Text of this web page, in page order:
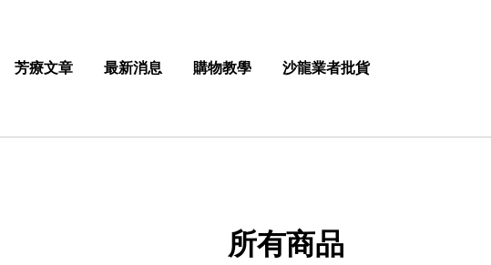
芳療文章 最新消息 購物教學 沙龍業者批貨
所有商品